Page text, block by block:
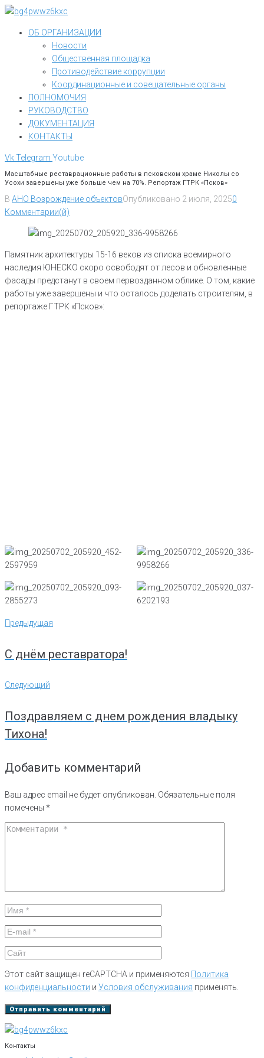
Перейти
контентуОБ ОРГАНИЗАЦИИ
Новости
Общественная площадка
Противодействие коррупции
Координационные и совещательные органы
ПОЛНОМОЧИЯ
РУКОВОДСТВО
ДОКУМЕНТАЦИЯ
КОНТАКТЫ
VkTelegram Youtube
Масштабные реставрационные работы в псковском храме Николы со
Усохи завершены уже больше чем на 70%. Репортаж ГТРК «Псков»
В АНО Возрождение объектовОпубликовано 2 июля, 20250
Комментарии(й)
Памятник архитектуры 15-16 веков из списка всемирного
наследия ЮНЕСКО скоро освободят от лесов и обновленные
фасады предстанут в своем первозданном облике. О том, какие
работы уже завершены и что осталось доделать строителям, в
репортаже ГТРК «Псков»:
Навигация
по
Предыдущая
Предыдущая
С днём реставратора!
Следующий
Следующий
Поздравляем с днем рождения владыку
Тихона!
Добавить комментарий
Ваш адрес email не будет опубликован. Обязательные поля
помечены *
Этот сайт защищен reCAPTCHA и применяются Политика
конфиденциальности и Условия обслуживания применять.
Контакты